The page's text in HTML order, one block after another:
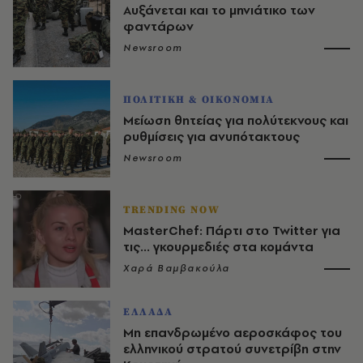
Αυξάνεται και το μηνιάτικο των
φαντάρων
Newsroom
ΠΟΛΙΤΙΚΗ & ΟΙΚΟΝΟΜΙΑ
Μείωση θητείας για πολύτεκνους και
ρυθμίσεις για ανυπότακτους
Newsroom
TRENDING NOW
MasterChef: Πάρτι στο Twitter για
τις... γκουρμεδιές στα κομάντα
Χαρά Βαμβακούλα
ΕΛΛΑΔΑ
Μη επανδρωμένο αεροσκάφος του
ελληνικού στρατού συνετρίβη στην